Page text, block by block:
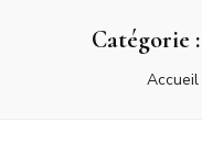
Catégorie :
Accueil